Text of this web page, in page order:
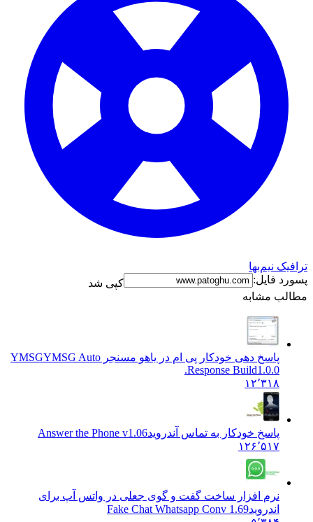
نیم‌بها
فایل:
کپی شد
مشابه
پاسخ دهی خودکار پی ام در یاهو مسنجر YMSGYMSG Auto
Response Build1.0.0.
۱۲٬۳۱۸
پاسخ خودکار به تماس آندروید Answer the Phone v1.06
۱۲۶٬۵۱۷
نرم افزار ساخت گفت و گوی جعلی در واتس آپ برای
1.69 Fake Chat Whatsapp Conv